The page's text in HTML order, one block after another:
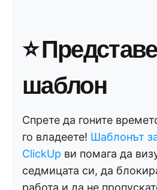
⭐
шаблон
Спрете да гоните
го владеете! Шаблонът
ClickUp ви помага да
седмицата си, да
работа и да не